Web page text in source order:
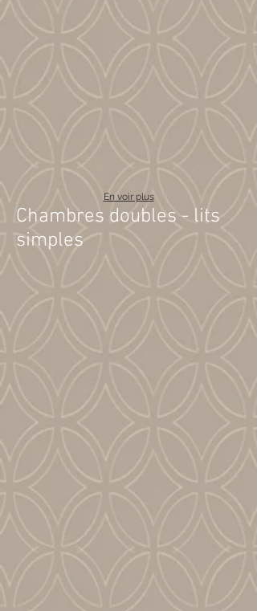
En voir plus
Chambres doubles - lits
simples